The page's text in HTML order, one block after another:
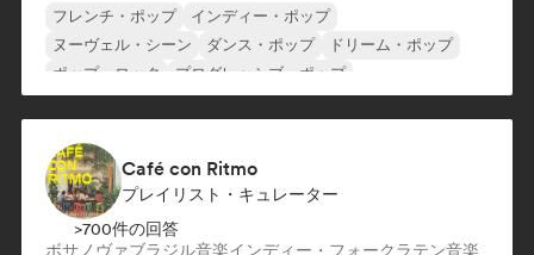
フレンチ・ポップ
インディー・ポップ
ヌーヴェル・シーン
ダンス・ポップ
ドリーム・ポップ
ポップ・ロック
プログレッシブ・ポップ
Café con Ritmo
プレイリスト・キュレーター
>700件の回答
ボサノヴァブラジル音楽インディー・フォークラテン音楽